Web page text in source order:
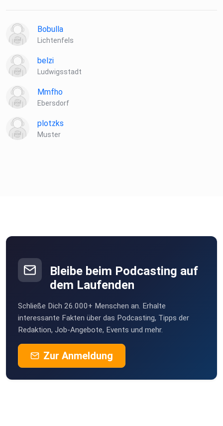
Bobulla
Lichtenfels
belzi
Ludwigsstadt
Mmfho
Ebersdorf
plotzks
Muster
Bleibe beim Podcasting auf
dem Laufenden
Schließe Dich 26.000+ Menschen an. Erhalte
interessante Fakten über das Podcasting, Tipps der
Redaktion, Job-Angebote, Events und mehr.
Zur Anmeldung